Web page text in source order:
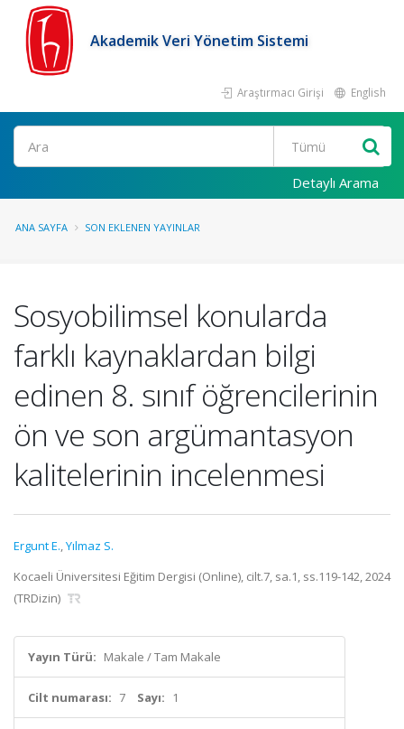
Akademik Veri Yönetim Sistemi
Araştırmacı Girişi English
Ara
Detaylı Arama
ANA SAYFA SON EKLENEN YAYINLAR
Sosyobilimsel konularda
farklı kaynaklardan bilgi
edinen 8. sınıf öğrencilerinin
ön ve son argümantasyon
kalitelerinin incelenmesi
Ergunt E.,Yılmaz S.
Kocaeli Üniversitesi Eğitim Dergisi (Online), cilt.7, sa.1, ss.119-142, 2024
(TRDizin)
Yayın Türü: Makale / Tam Makale
Cilt numarası: 7 Sayı: 1